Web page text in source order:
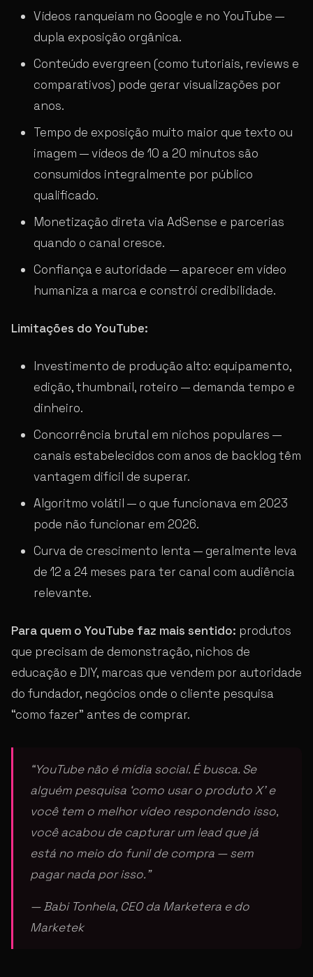
Vídeos ranqueiam no Google e no YouTube —
dupla exposição orgânica.
Conteúdo evergreen (como tutoriais, reviews e
comparativos) pode gerar visualizações por
anos.
Tempo de exposição muito maior que texto ou
imagem — vídeos de 10 a 20 minutos são
consumidos integralmente por público
qualificado.
Monetização direta via AdSense e parcerias
quando o canal cresce.
Confiança e autoridade — aparecer em vídeo
humaniza a marca e constrói credibilidade.
Limitações do YouTube:
Investimento de produção alto: equipamento,
edição, thumbnail, roteiro — demanda tempo e
dinheiro.
Concorrência brutal em nichos populares —
canais estabelecidos com anos de backlog têm
vantagem difícil de superar.
Algoritmo volátil — o que funcionava em 2023
pode não funcionar em 2026.
Curva de crescimento lenta — geralmente leva
de 12 a 24 meses para ter canal com audiência
relevante.
Para quem o YouTube faz mais sentido: produtos
que precisam de demonstração, nichos de
educação e DIY, marcas que vendem por autoridade
do fundador, negócios onde o cliente pesquisa
“como fazer” antes de comprar.
“YouTube não é mídia social. É busca. Se
alguém pesquisa ‘como usar o produto X’ e
você tem o melhor vídeo respondendo isso,
você acabou de capturar um lead que já
está no meio do funil de compra — sem
pagar nada por isso.”
— Babi Tonhela, CEO da Marketera e do
Marketek